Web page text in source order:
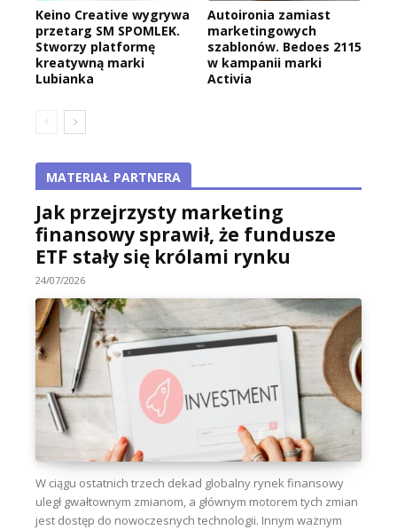
Keino Creative wygrywa
przetarg SM SPOMLEK.
Stworzy platformę
kreatywną marki
Lubianka
Autoironia zamiast
marketingowych
szablonów. Bedoes 2115
w kampanii marki
Activia
MATERIAŁ PARTNERA
Jak przejrzysty marketing
finansowy sprawił, że fundusze
ETF stały się królami rynku
24/07/2026
W ciągu ostatnich trzech dekad globalny rynek finansowy
uległ gwałtownym zmianom, a głównym motorem tych zmian
jest dostęp do nowoczesnych technologii. Innym ważnym